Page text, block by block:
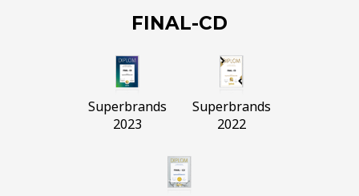
FINAL-CD
Superbrands
2023
Superbrands
2022